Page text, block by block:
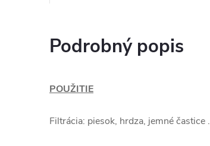
Podrobný popis
POUŽITIE
Filtrácia: piesok, hrdza, jemné častice .